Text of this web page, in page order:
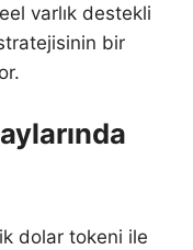
varlık destekli
bir
dolar tokeni ile